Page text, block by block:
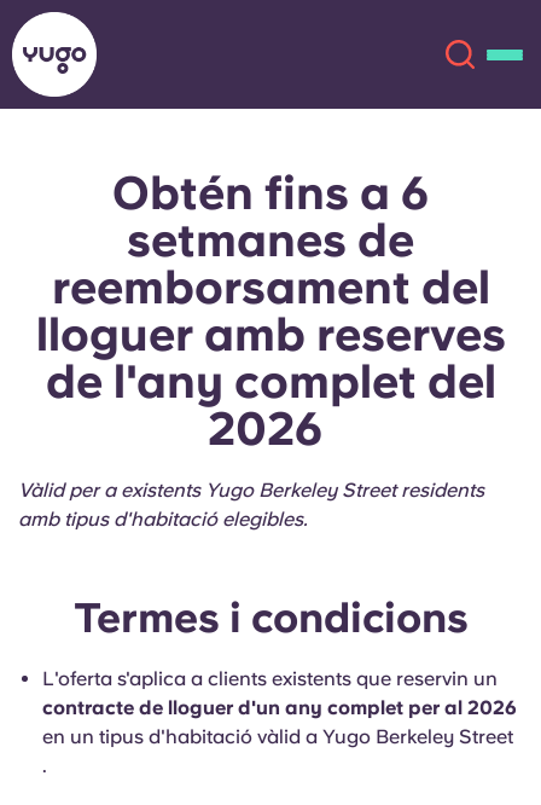
Ubicacions
Més
Compte Llengua
English (US)
Chinese
Selecciona una ciutat
Inicia la sessió
English (GB)
English (US)
Català Deutsch
Italian
Portuguese
Obtén fins a 6
setmanes de
reemborsament del
lloguer amb reserves
de l'any complet del
2026
Vàlid per a existents Yugo Berkeley Street residents
amb tipus d'habitació elegibles.
Termes i condicions
L'oferta s'aplica a clients existents que reservin un
contracte de lloguer d'un any complet per al 2026
en un tipus d'habitació vàlid a Yugo Berkeley Street
.